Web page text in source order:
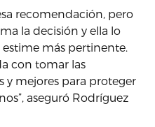
recomendación, pero
la decisión y ella lo
más pertinente.
con tomar las
y mejores para proteger
aseguró Rodríguez